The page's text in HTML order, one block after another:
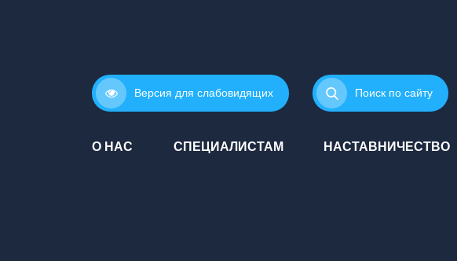
Версия для слабовидящих Поиск по сайту
О НАС СПЕЦИАЛИСТАМ НАСТАВНИЧЕСТВО